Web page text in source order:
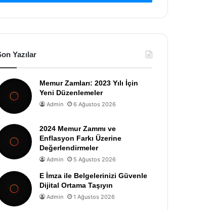
Yazılar
Memur Zamları: 2023 Yılı İçin
Yeni Düzenlemeler
Admin 6 Ağustos 2026
2024 Memur Zammı ve
Enflasyon Farkı Üzerine
Değerlendirmeler
Admin 5 Ağustos 2026
E İmza ile Belgelerinizi Güvenle
Dijital Ortama Taşıyın
Admin 1 Ağustos 2026